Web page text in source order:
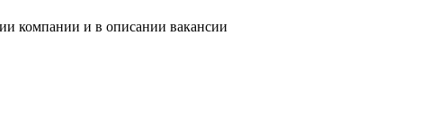
компании и в описании вакансии